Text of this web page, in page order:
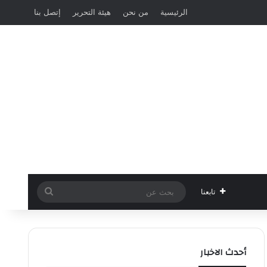
الرئيسية من نحن هيئة التحرير إتصل بنا
تابعنا
عن
أحدث الاخبار